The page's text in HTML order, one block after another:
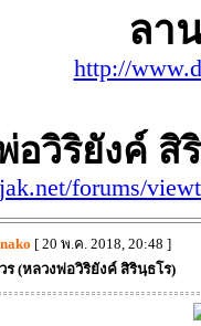
ลา
http://
อวิริยังค์ สิ
forums/
[ 20 พ.ค. 2018, 20:48 ]
ร (หลวงพ่อวิริยังค์ สิรินฺธโร)